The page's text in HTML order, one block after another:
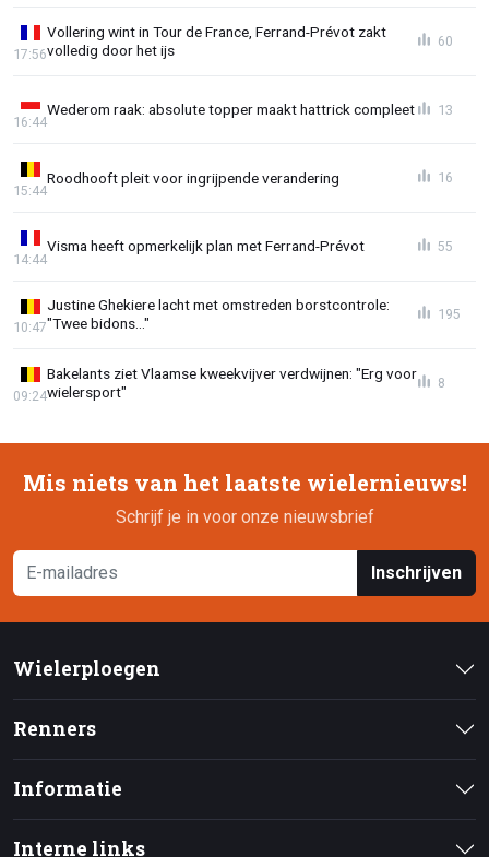
Vollering wint in Tour de France, Ferrand-Prévot zakt
volledig door het ijs
17:56
60
Wederom raak: absolute topper maakt hattrick compleet
16:44
13
Roodhooft pleit voor ingrijpende verandering
15:44
16
Visma heeft opmerkelijk plan met Ferrand-Prévot
14:44
55
Justine Ghekiere lacht met omstreden borstcontrole:
"Twee bidons..."
10:47
195
Bakelants ziet Vlaamse kweekvijver verdwijnen: "Erg voor
wielersport"
09:24
8
Mis niets van het laatste wielernieuws!
Schrijf je in voor onze nieuwsbrief
Inschrijven
Wielerploegen
Renners
Informatie
Interne links